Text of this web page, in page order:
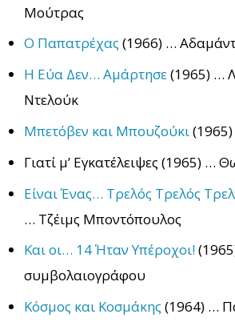
Μούτρας
Ο Παπατρέχας (1966) …
Η Εύα Δεν… Αμάρτησε(1965) …
Ντελούκ
Μπετόβεν και Μπουζούκι
Γιατί μ’ Εγκατέλειψες (1965) …
Είναι Ένας… Τρελός Τρελός
… Τζέιμς Μποντόπουλος
Και οι… 14 Ήταν Υπέροχοι!
συμβολαιογράφου
Κόσμος και Κοσμάκης (1964) …